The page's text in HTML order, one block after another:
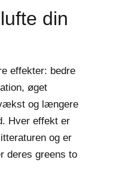
din
effekter: bedre
øget
og længere
Hver effekt er
og er
deres greens to